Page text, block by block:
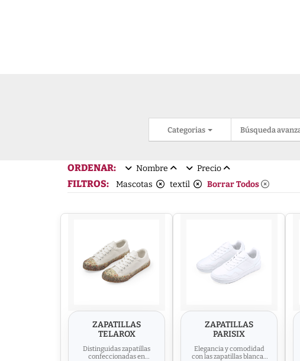
Categorias Búsqueda
ORDENAR: Nombre Precio
FILTROS: Mascotas textil Borrar Todos
ZAPATILLAS
TELAROX
Distinguidas zapatillas
confeccionadas en
ZAPATILLAS
PARISIX
Elegancia y comodidad
con las zapatillas blancas